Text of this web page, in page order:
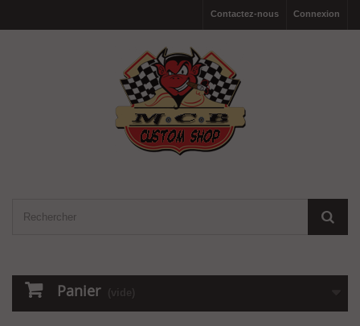
Connexion
Contactez-nous
Panier (vide)